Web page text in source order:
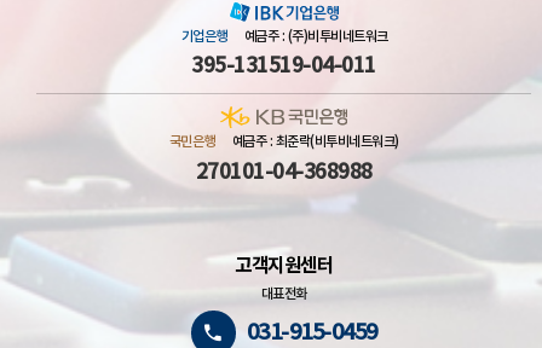
기업은행 예금주 : (주)비투비네트워크
395-131519-04-011
국민은행 예금주 : 최준락(비투비네트워크)
270101-04-368988
고객지원센터
대표전화
031-915-0459